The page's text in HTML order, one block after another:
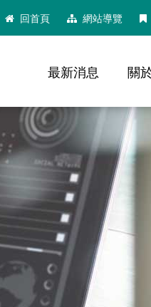
回首頁 網站導覽
最新消息 關
略過字型切換，社群分享工具列